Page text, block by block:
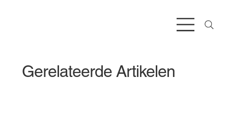
Gerelateerde Artikelen